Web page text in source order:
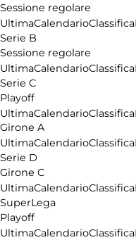
Sessione regolare
UltimaCalendarioClassifica
Serie B
Sessione regolare
UltimaCalendarioClassifica
Serie C
Playoff
UltimaCalendarioClassifica
Girone A
UltimaCalendarioClassifica
Serie D
Girone C
UltimaCalendarioClassifica
SuperLega
Playoff
UltimaCalendarioClassifica